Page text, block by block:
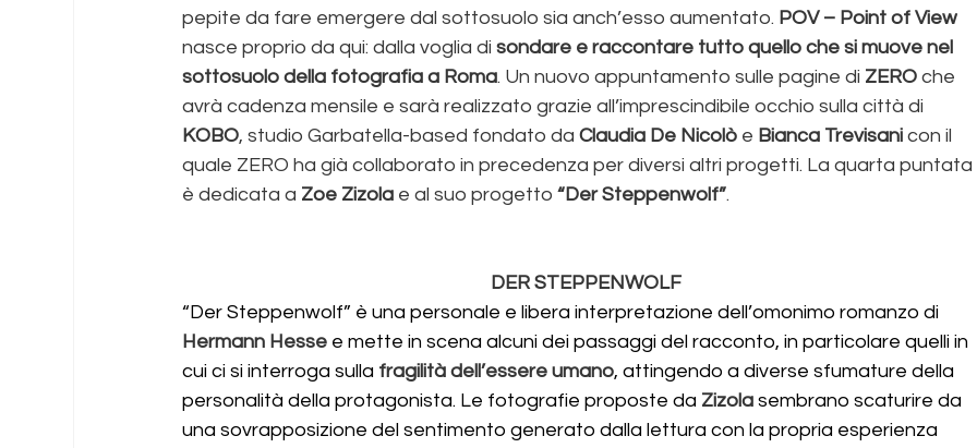
pepite da fare emergere dal sottosuolo sia anch’esso aumentato. POV – Point of View
nasce proprio da qui: dalla voglia di sondare e raccontare tutto quello che si muove nel
sottosuolo della fotografia a Roma. Un nuovo appuntamento sulle pagine di ZERO che
avrà cadenza mensile e sarà realizzato grazie all’imprescindibile occhio sulla città di
KOBO, studio Garbatella-based fondato da Claudia De Nicolò e Bianca Trevisani con il
quale ZERO ha già collaborato in precedenza per diversi altri progetti. La quarta puntata
è dedicata a Zoe Zizola e al suo progetto “Der Steppenwolf”.
DER STEPPENWOLF
“Der Steppenwolf” è una personale e libera interpretazione dell’omonimo romanzo di
Hermann Hesse e mette in scena alcuni dei passaggi del racconto, in particolare quelli in
cui ci si interroga sulla fragilità dell’essere umano, attingendo a diverse sfumature della
personalità della protagonista. Le fotografie proposte da Zizola sembrano scaturire da
una sovrapposizione del sentimento generato dalla lettura con la propria esperienza